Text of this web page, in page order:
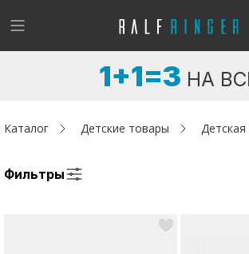
!
Женщинам
Возникли вопросы? - club@ralf.ru
1+1=3 НА
Каталог Детские товары Детская
Фильтры